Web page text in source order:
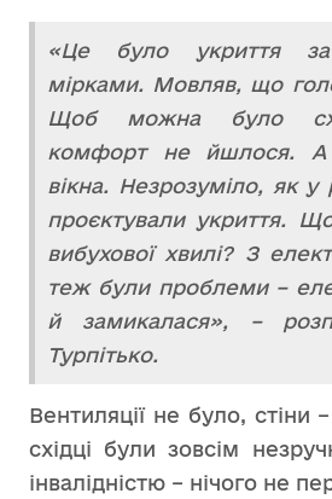
«Це було укриття за
мірками. Мовляв, що
Щоб можна було
комфорт не йшлося.
вікна. Незрозуміло, як у
проєктували укриття.
вибухової хвилі? З
теж були проблеми –
й замикалася», –
Турпітько.
Вентиляції не було, стіни
східці були зовсім
інвалідністю – нічого не